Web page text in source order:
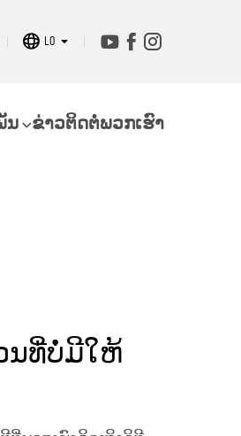
LO
ນ ຂ່າວຕິດຕໍ່ພວກເຮົາ
ນທີ່ບໍ່ມີໃຫ້